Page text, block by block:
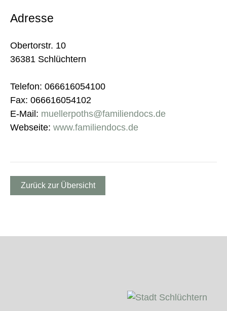
Adresse
Obertorstr. 10
36381 Schlüchtern
Telefon: 066616054100
Fax: 066616054102
E-Mail: muellerpoths@familiendocs.de
Webseite: www.familiendocs.de
Zurück zur Übersicht